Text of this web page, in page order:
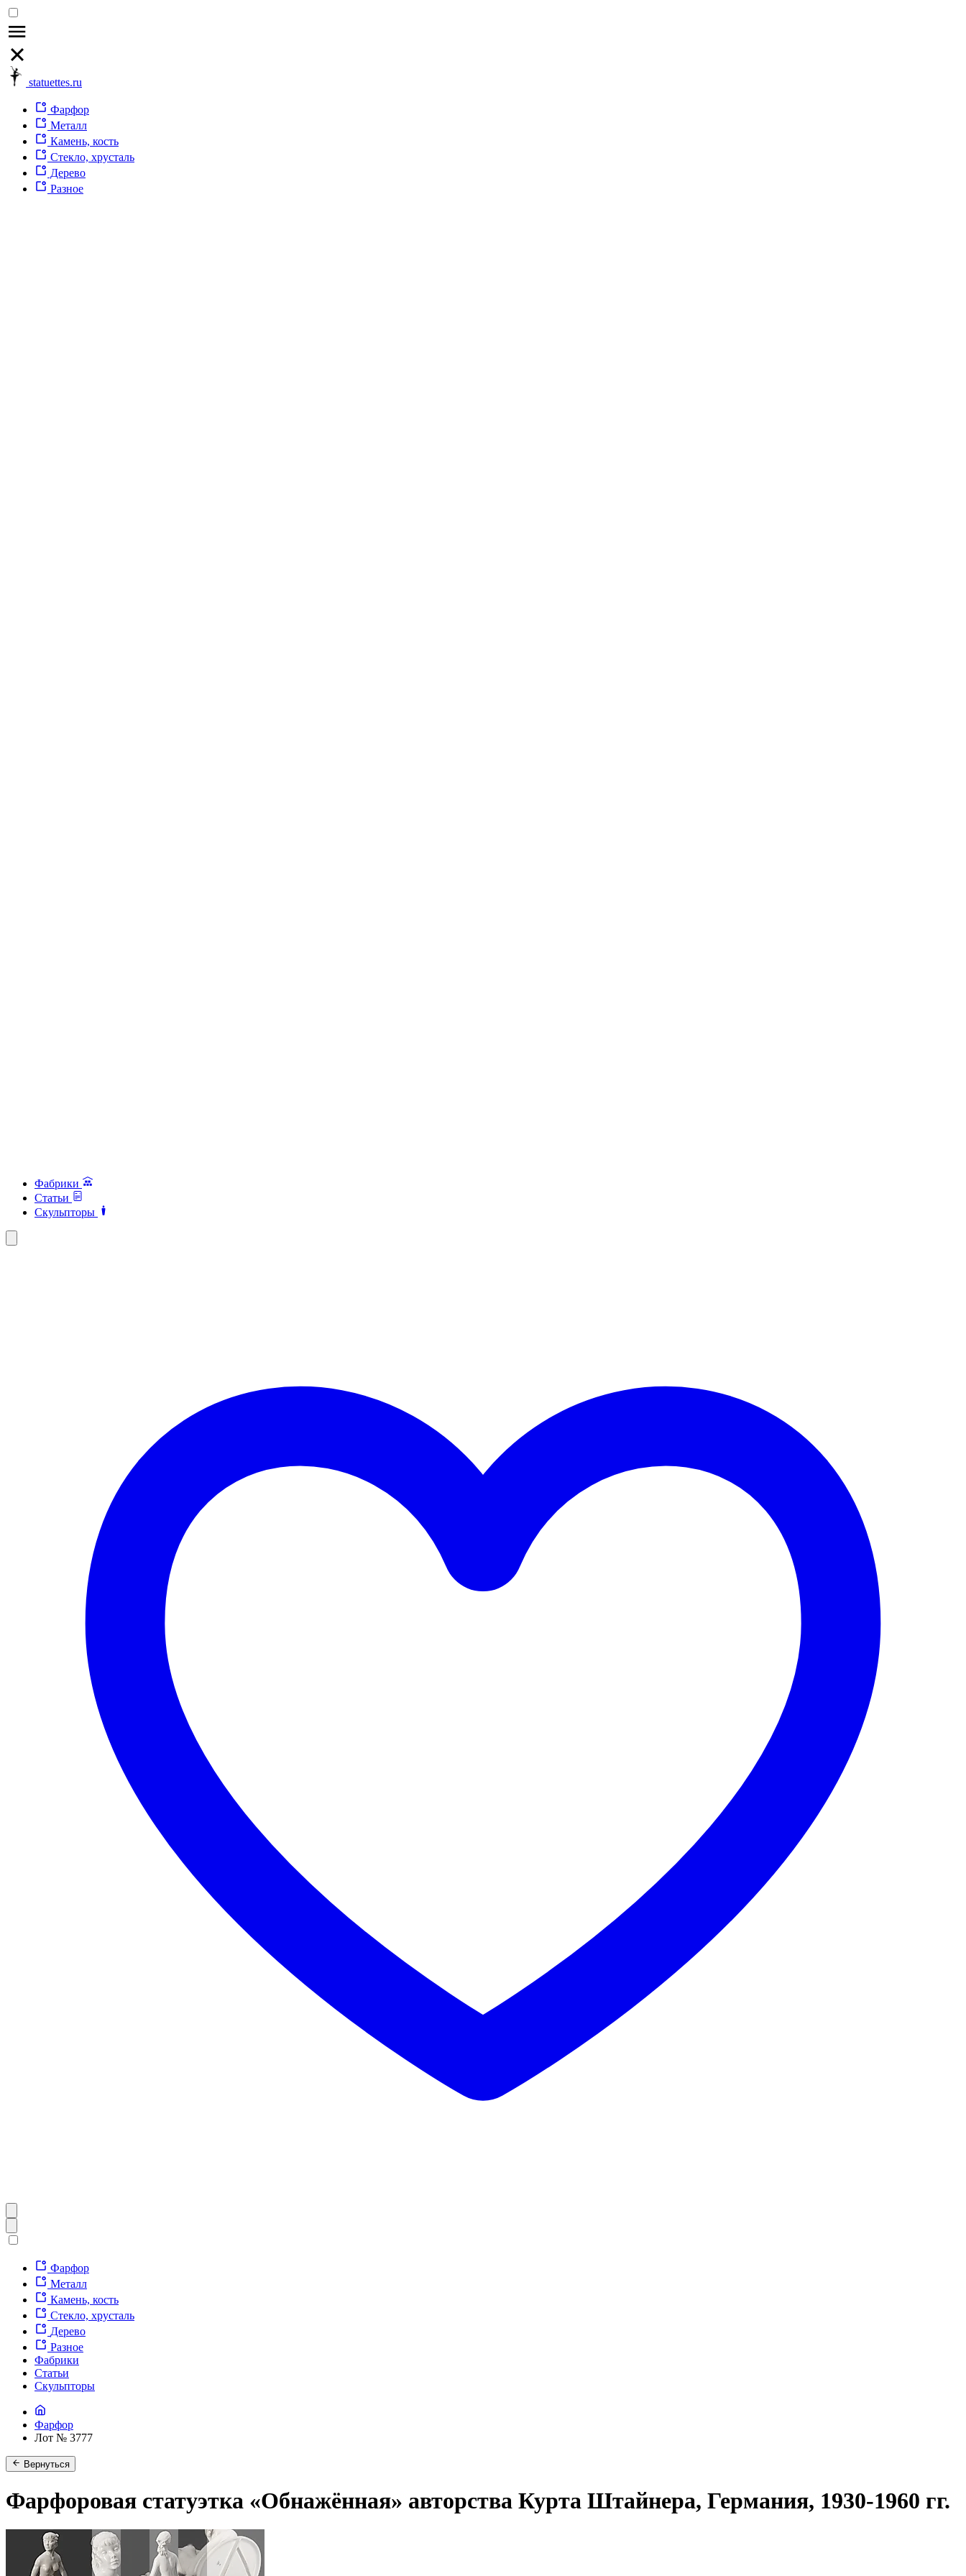
statuettes.ru
Фарфор
Металл
Камень, кость
Стекло, хрусталь
Дерево
Разное
Фабрики
Статьи
Скульпторы
Фарфор
Металл
Камень, кость
Стекло, хрусталь
Дерево
Разное
Фабрики
Статьи
Скульпторы
Фарфор
Лот № 3777
Вернуться
Фарфоровая статуэтка «Обнажённая» авторства Курта Штайнера, Германия, 1930-1960 гг.